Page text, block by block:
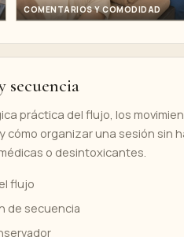
COMENTARIOS Y COMODIDAD
secuencia
práctica del flujo, los
cómo organizar una sesión sin
o desintoxicantes.
flujo
de secuencia